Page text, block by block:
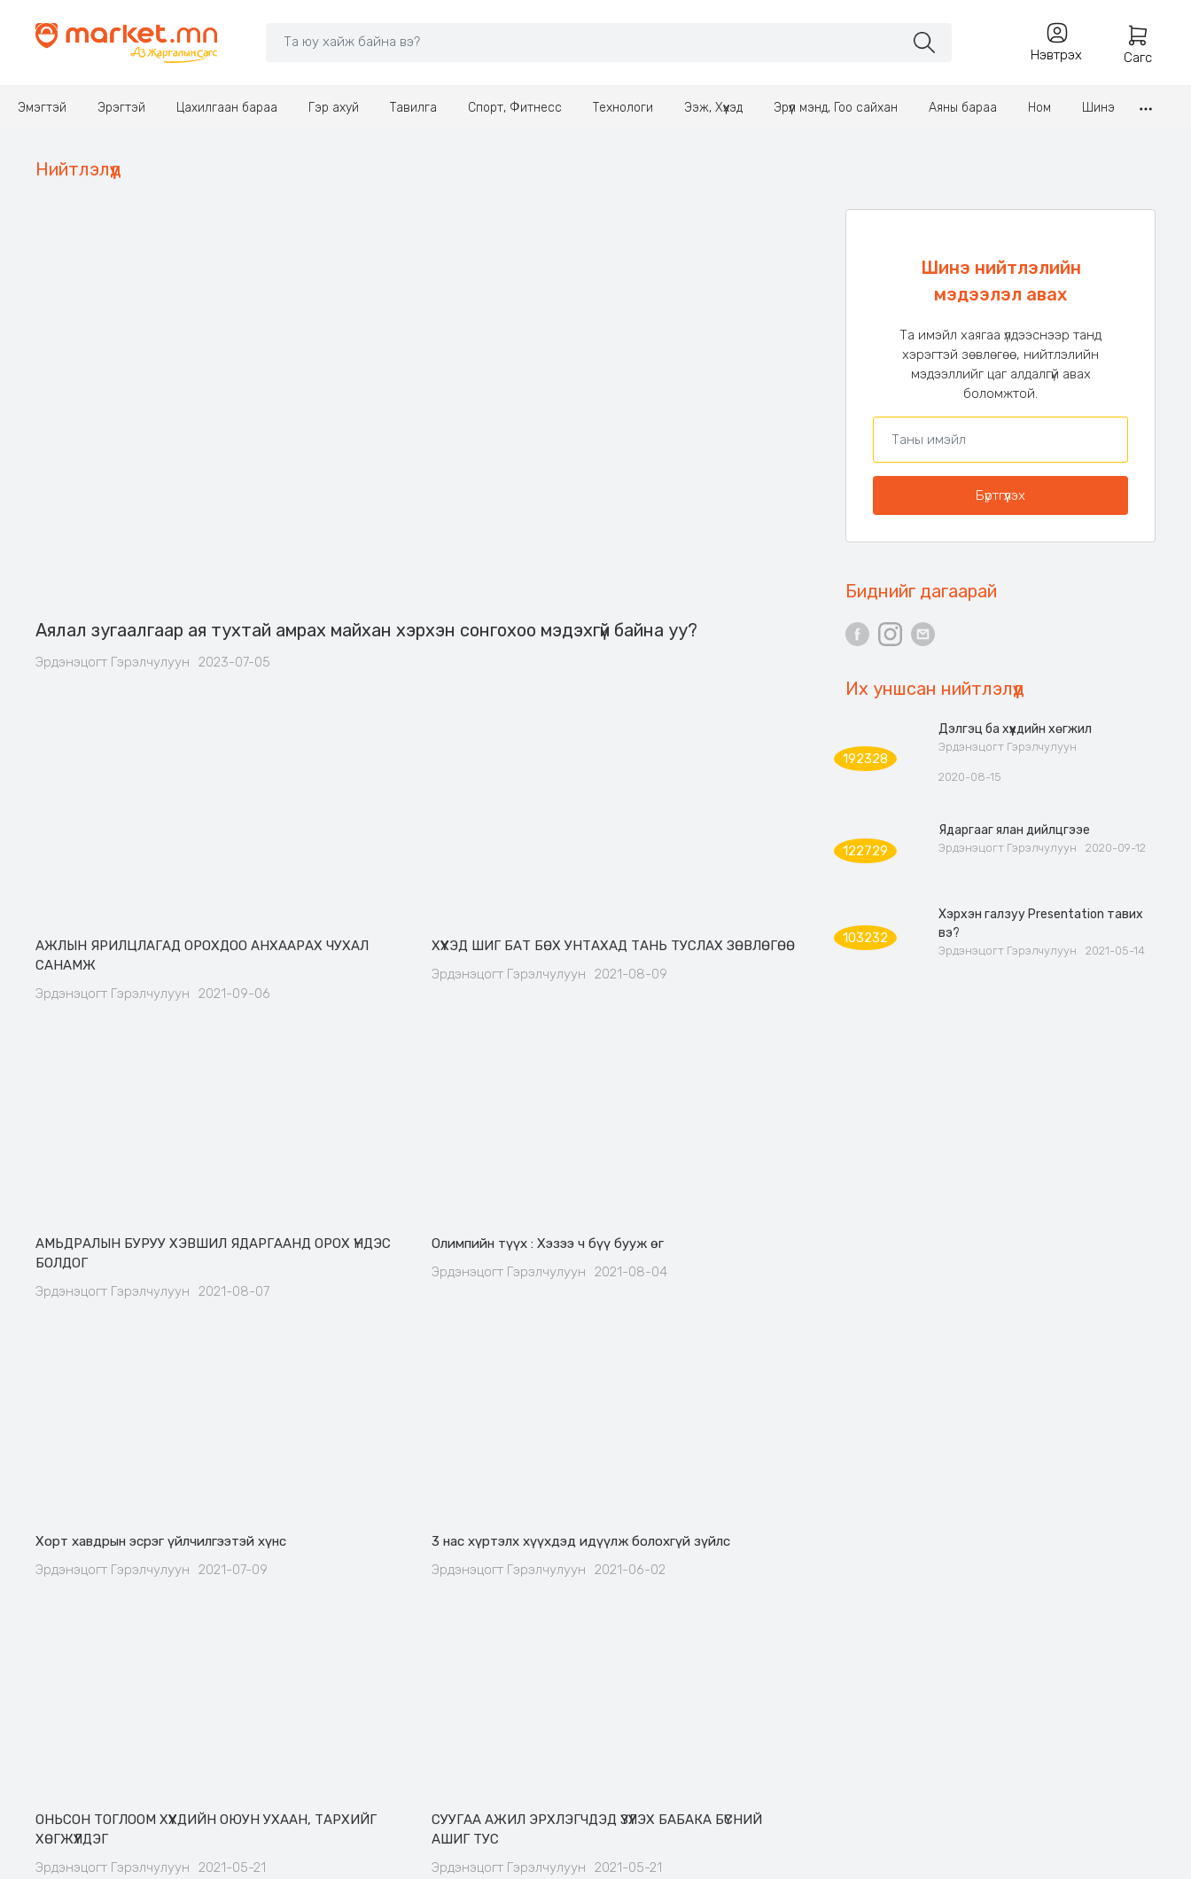
Нэвтрэх Сагс
Эмэгтэй Эрэгтэй Цахилгаан бараа Гэр ахуй Тавилга Спорт, Фитнесс Технологи Ээж, Хүүхэд Эрүүл мэнд, Гоо сайхан Аяны бараа Ном Шинэ
Нийтлэлүүд
Аялал зугаалгаар ая тухтай амрах майхан хэрхэн сонгохоо мэдэхгүй байна уу?
Эрдэнэцогт Гэрэлчулуун 2023-07-05
АЖЛЫН ЯРИЛЦЛАГАД ОРОХДОО АНХААРАХ ЧУХАЛ
САНАМЖ
Эрдэнэцогт Гэрэлчулуун
2021-09-06
ХҮҮХЭД ШИГ БАТ БӨХ УНТАХАД ТАНЬ ТУСЛАХ ЗӨВЛӨГӨӨ
Эрдэнэцогт Гэрэлчулуун
2021-08-09
АМЬДРАЛЫН БУРУУ ХЭВШИЛ ЯДАРГААНД ОРОХ ҮНДЭС
БОЛДОГ
Эрдэнэцогт Гэрэлчулуун
2021-08-07
Олимпийн түүх : Хэзээ ч бүү бууж өг
Эрдэнэцогт Гэрэлчулуун
2021-08-04
Хорт хавдрын эсрэг үйлчилгээтэй хүнс
Эрдэнэцогт Гэрэлчулуун
2021-07-09
3 нас хүртэлх хүүхдэд идүүлж болохгүй зүйлс
Эрдэнэцогт Гэрэлчулуун
2021-06-02
ОНЬСОН ТОГЛООМ ХҮҮХДИЙН ОЮУН УХААН, ТАРХИЙГ
ХӨГЖҮҮЛДЭГ
Эрдэнэцогт Гэрэлчулуун
2021-05-21
СУУГАА АЖИЛ ЭРХЛЭГЧДЭД ҮЗҮҮЛЭХ БАБАКА БҮСНИЙ
АШИГ ТУС
Эрдэнэцогт Гэрэлчулуун
2021-05-21
Шинэ нийтлэлийн
мэдээлэл авах
Та имэйл хаягаа үлдээснээр танд
хэрэгтэй зөвлөгөө, нийтлэлийн
мэдээллийг цаг алдалгүй авах
боломжтой.
Биднийг дагаарай
Их уншсан нийтлэлүүд
192328
Дэлгэц ба хүүхдийн хөгжил
Эрдэнэцогт Гэрэлчулуун
2020-08-15
122729
Ядаргааг ялан дийлцгээе
Эрдэнэцогт Гэрэлчулуун 2020-09-12
103232
Хэрхэн галзуу Presentation тавих
вэ?
Эрдэнэцогт Гэрэлчулуун 2021-05-14